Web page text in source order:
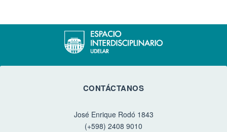
CONTÁCTANOS
José Enrique Rodó 1843
(+598) 2408 9010